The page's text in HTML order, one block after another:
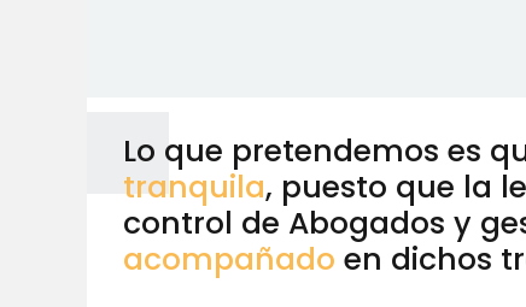
Lo que pretendemos es
tranquila, puesto que la
control de Abogados y
acompañado en dichos